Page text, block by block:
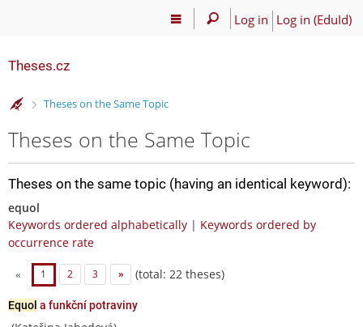
Log in Log in (EduId)
Theses.cz
>
Theses on the Same Topic
Theses on the Same Topic
Theses on the same topic (having an identical keyword):
equol
Keywords ordered alphabetically | Keywords ordered by
occurrence rate
« 1 2 3 » (total: 22 theses)
Equol a funkční potraviny